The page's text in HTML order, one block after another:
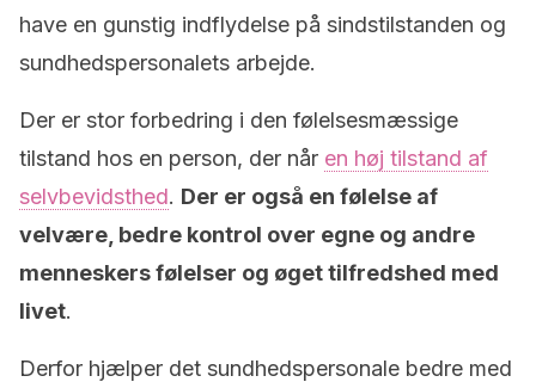
have en gunstig indflydelse på sindstilstanden og
sundhedspersonalets arbejde.
Der er stor forbedring i den følelsesmæssige
tilstand hos en person, der når en høj tilstand af
selvbevidsthed. Der er også en følelse af
velvære, bedre kontrol over egne og andre
menneskers følelser og øget tilfredshed med
livet.
Derfor hjælper det sundhedspersonale bedre med